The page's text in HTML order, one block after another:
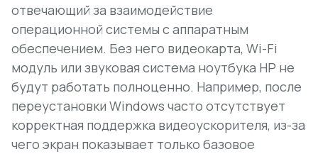
отвечающий за взаимодействие
операционной системы с аппаратным
обеспечением. Без него видеокарта, Wi-Fi
модуль или звуковая система ноутбука HP не
будут работать полноценно. Например, после
переустановки Windows часто отсутствует
корректная поддержка видеоускорителя, из-за
чего экран показывает только базовое